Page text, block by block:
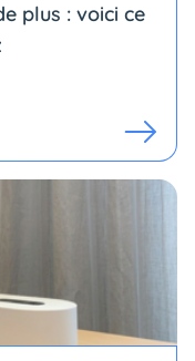
plus : voici ce